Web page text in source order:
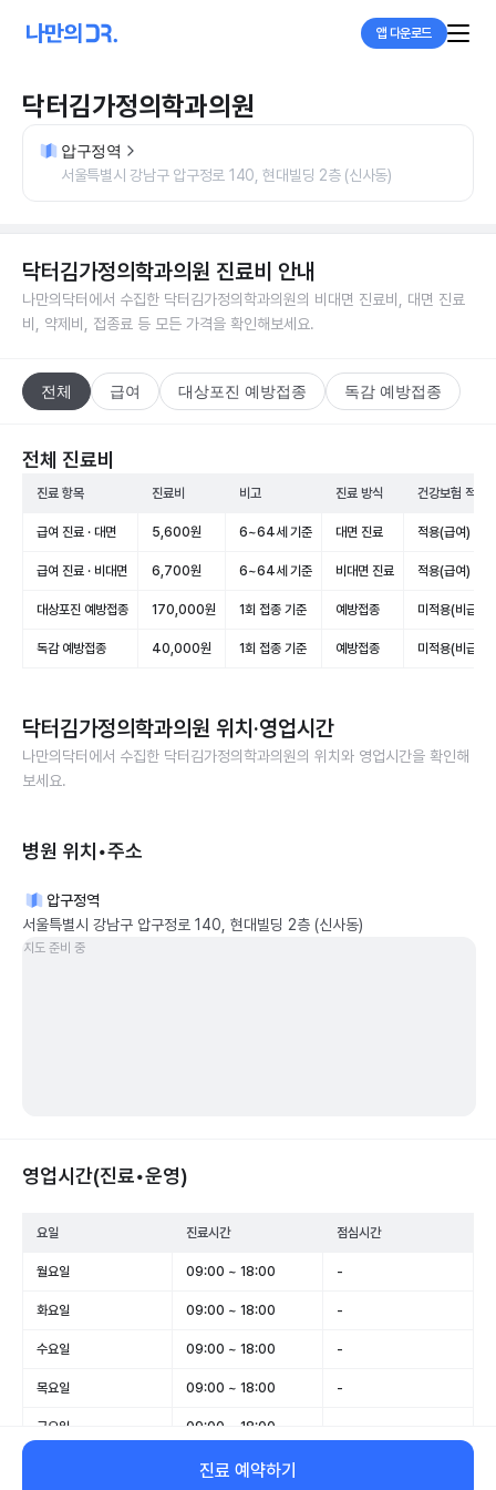
앱 다운로드
닥터김가정의학과의원
압구정역
서울특별시 강남구 압구정로 140, 현대빌딩 2층 (신사동)
닥터김가정의학과의원 진료비 안내
나만의닥터에서 수집한 닥터김가정의학과의원의 비대면 진료비, 대면 진료
비, 약제비, 접종료 등 모든 가격을 확인해보세요.
전체 급여 대상포진 예방접종 독감 예방접종
전체 진료비
진료 항목 진료비 비고 진료 방식 건강보험 적용
급여 진료 · 대면 5,600원 6~64세 기준 대면 진료 적용(급여)
급여 진료 · 비대면 6,700원 6~64세 기준 비대면 진료 적용(급여)
대상포진 예방접종 170,000원 1회 접종 기준 예방접종 미적용(비급여)
독감 예방접종 40,000원 1회 접종 기준 예방접종 미적용(비급여)
닥터김가정의학과의원 위치·영업시간
나만의닥터에서 수집한 닥터김가정의학과의원의 위치와 영업시간을 확인해
보세요.
병원 위치•주소
압구정역
서울특별시 강남구 압구정로 140, 현대빌딩 2층 (신사동)
지도 준비 중
영업시간(진료•운영)
요일 진료시간 점심시간
월요일 09:00 ~ 18:00 -
화요일 09:00 ~ 18:00 -
수요일 09:00 ~ 18:00 -
목요일 09:00 ~ 18:00 -
금요일 09:00 ~ 18:00
09:00 ~ 15:00
진료 예약하기